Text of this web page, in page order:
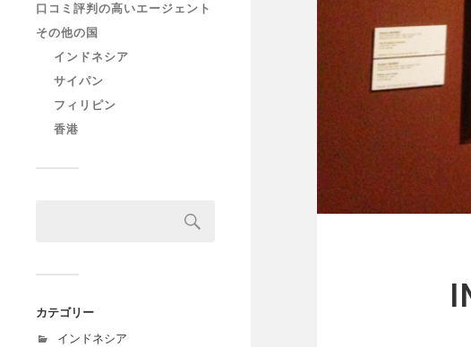
口コミ評判の高いエージェント
その他の国
インドネシア
サイパン
フィリピン
香港
カテゴリー
インドネシア